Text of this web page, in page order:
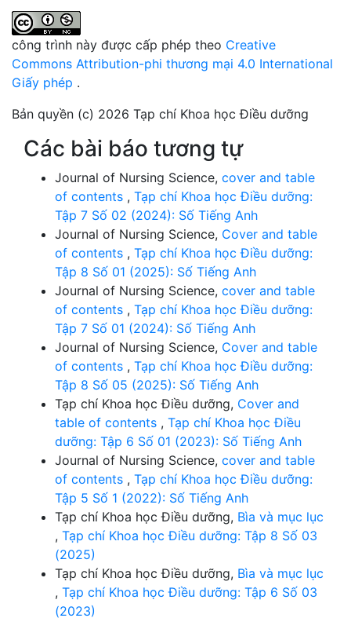
công trình này được cấp phép theo Creative
Commons Attribution-phi thương mại 4.0 International
Giấy phép .
Bản quyền (c) 2026 Tạp chí Khoa học Điều dưỡng
Các bài báo tương tự
Journal of Nursing Science, cover and table
of contents , Tạp chí Khoa học Điều dưỡng:
Tập 7 Số 02 (2024): Số Tiếng Anh
Journal of Nursing Science, Cover and table
of contents , Tạp chí Khoa học Điều dưỡng:
Tập 8 Số 01 (2025): Số Tiếng Anh
Journal of Nursing Science, cover and table
of contents , Tạp chí Khoa học Điều dưỡng:
Tập 7 Số 01 (2024): Số Tiếng Anh
Journal of Nursing Science, Cover and table
of contents , Tạp chí Khoa học Điều dưỡng:
Tập 8 Số 05 (2025): Số Tiếng Anh
Tạp chí Khoa học Điều dưỡng, Cover and
table of contents , Tạp chí Khoa học Điều
dưỡng: Tập 6 Số 01 (2023): Số Tiếng Anh
Journal of Nursing Science, cover and table
of contents , Tạp chí Khoa học Điều dưỡng:
Tập 5 Số 1 (2022): Số Tiếng Anh
Tạp chí Khoa học Điều dưỡng, Bìa và mục lục
, Tạp chí Khoa học Điều dưỡng: Tập 8 Số 03
(2025)
Tạp chí Khoa học Điều dưỡng, Bìa và mục lục
, Tạp chí Khoa học Điều dưỡng: Tập 6 Số 03
(2023)